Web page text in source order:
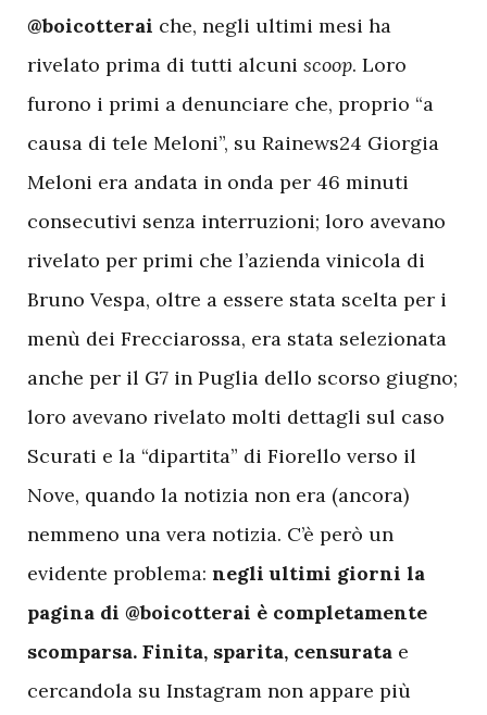
@boicotterai che, negli ultimi mesi ha
rivelato prima di tutti alcuni scoop. Loro
furono i primi a denunciare che, proprio “a
causa di tele Meloni”, su Rainews24 Giorgia
Meloni era andata in onda per 46 minuti
consecutivi senza interruzioni; loro avevano
rivelato per primi che l’azienda vinicola di
Bruno Vespa, oltre a essere stata scelta per i
menù dei Frecciarossa, era stata selezionata
anche per il G7 in Puglia dello scorso giugno;
loro avevano rivelato molti dettagli sul caso
Scurati e la “dipartita” di Fiorello verso il
Nove, quando la notizia non era (ancora)
nemmeno una vera notizia. C’è però un
evidente problema: negli ultimi giorni la
pagina di @boicotterai è completamente
scomparsa. Finita, sparita, censurata e
cercandola su Instagram non appare più